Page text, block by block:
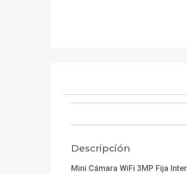
Descripción
Mini Cámara WiFi 3MP Fija